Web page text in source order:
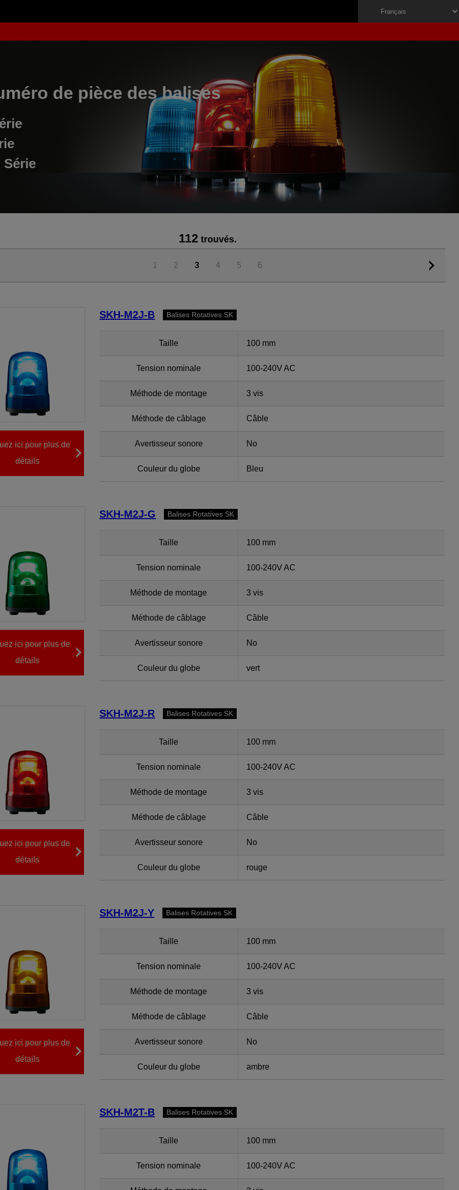
de pièce des balises
Série
112 trouvés.
1 2 3 4 5 6
ici pour plus de
détails
SKH-M2J-B Balises Rotatives SK
Taille 100 mm
Tension nominale 100-240V AC
Méthode de montage 3 vis
Méthode de câblage Câble
Avertisseur sonore No
Couleur du globe Bleu
ici pour plus de
détails
SKH-M2J-G Balises Rotatives SK
Taille 100 mm
Tension nominale 100-240V AC
Méthode de montage 3 vis
Méthode de câblage Câble
Avertisseur sonore No
Couleur du globe vert
ici pour plus de
détails
SKH-M2J-R Balises Rotatives SK
Taille 100 mm
Tension nominale 100-240V AC
Méthode de montage 3 vis
Méthode de câblage Câble
Avertisseur sonore No
Couleur du globe rouge
ici pour plus de
détails
SKH-M2J-Y Balises Rotatives SK
Taille 100 mm
Tension nominale 100-240V AC
Méthode de montage 3 vis
Méthode de câblage Câble
Avertisseur sonore No
Couleur du globe ambre
SKH-M2T-B Balises Rotatives SK
Taille 100 mm
Tension nominale 100-240V AC